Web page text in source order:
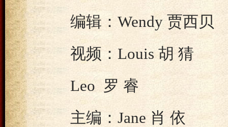
编辑：Wendy 贾西贝
视频：Louis 胡 猜
Leo 罗 睿
主编：Jane 肖 依